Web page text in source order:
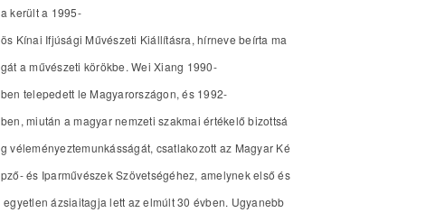
a került a 1995-
ös Kínai Ifjúsági Művészeti Kiállításra, hírneve beírta ma
gát a művészeti körökbe. Wei Xiang 1990-
ben telepedett le Magyarországon, és 1992-
ben, miután a magyar nemzeti szakmai értékelő bizottsá
g véleményeztemunkásságát, csatlakozott az Magyar Ké
pző- és Iparművészek Szövetségéhez, amelynek első és
egyetlen ázsiaitagja lett az elmúlt 30 évben. Ugyanebb